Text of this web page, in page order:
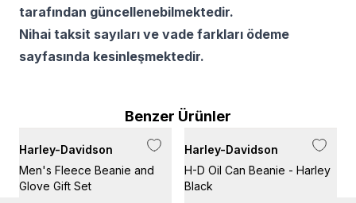
tarafından güncellenebilmektedir.
Nihai taksit sayıları ve vade farkları ödeme
sayfasında kesinleşmektedir.
Benzer Ürünler
Harley-Davidson
Men's Fleece Beanie and
Glove Gift Set
Harley-Davidson
H-D Oil Can Beanie - Harley
Black